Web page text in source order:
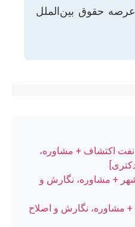
حقوق بین‌الملل
نفت اکتشاف + مشاوره،
+ مشاوره، نگارش و
+ مشاوره، نگارش و اصلاح